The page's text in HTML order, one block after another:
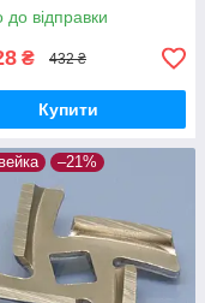
до відправки
₴ 432 ₴
Купити
–21%